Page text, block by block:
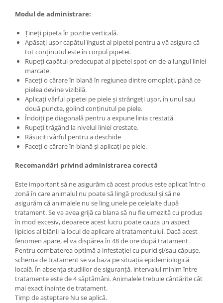
Modul de administrare:
Țineți pipeta în poziție verticală.
Apăsați ușor capătul îngust al pipetei pentru a vă asigura că
tot conținutul este în corpul pipetei.
Rupeți capătul predecupat al pipetei spot-on de-a lungul liniei
marcate.
Faceți o cărare în blană în regiunea dintre omoplați, până ce
pielea devine vizibilă.
Aplicați vârful pipetei pe piele și strângeți ușor, în unul sau
două puncte, golind conținutul pe piele.
Îndoiți pe diagonală pentru a expune linia crestată.
Rupeți trăgând la nivelul liniei crestate.
Răsuciți vârful pentru a deschide
Faceți o cărare în blană și aplicați pe piele.
Recomandări privind administrarea corectă
Este important să ne asigurăm că acest produs este aplicat într-o
zonă în care animalul nu poate să lingă produsul și să ne
asigurăm că animalele nu se ling unele pe celelalte după
tratament. Se va avea grijă ca blana să nu fie umezită cu produs
în mod excesiv, deoarece acest lucru poate cauza un aspect
lipicios al blănii la locul de aplicare al tratamentului. Dacă acest
fenomen apare, el va dispărea în 48 de ore după tratament.
Pentru combaterea optimă a infestației cu purici și/sau căpușe,
schema de tratament se va baza pe situația epidemiologică
locală. În absența studiilor de siguranță, intervalul minim între
tratamente este de 4 săptămâni. Animalele trebuie cântărite cât
mai exact înainte de tratament.
Timp de așteptare Nu se aplică.